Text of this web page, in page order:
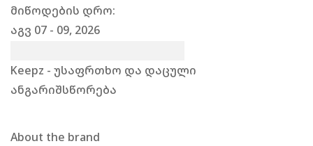
მიწოდების დრო:
აგვ 07 - 09, 2026
Keepz - უსაფრთხო და დაცული
ანგარიშსწორება
About the brand